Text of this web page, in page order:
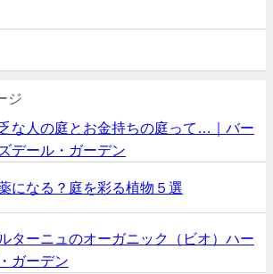
ジ
な人の庭とお金持ちの庭って…｜バー
デール・ガーデン
になる？庭を彩る植物５選
ターニュのオーガニック（ビオ）ハー
ガーデン